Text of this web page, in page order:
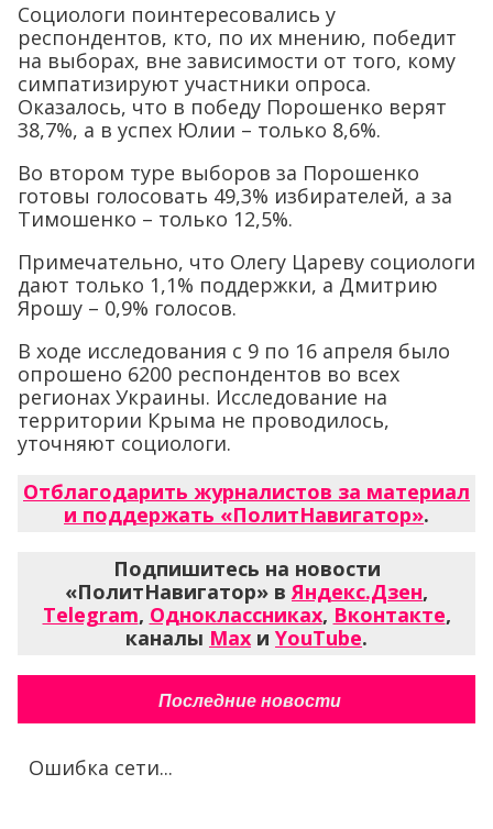
Социологи поинтересовались у
респондентов, кто, по их мнению, победит
на выборах, вне зависимости от того, кому
симпатизируют участники опроса.
Оказалось, что в победу Порошенко верят
38,7%, а в успех Юлии – только 8,6%.
Во втором туре выборов за Порошенко
готовы голосовать 49,3% избирателей, а за
Тимошенко – только 12,5%.
Примечательно, что Олегу Цареву социологи
дают только 1,1% поддержки, а Дмитрию
Ярошу – 0,9% голосов.
В ходе исследования с 9 по 16 апреля было
опрошено 6200 респондентов во всех
регионах Украины. Исследование на
территории Крыма не проводилось,
уточняют социологи.
Отблагодарить журналистов за материал
и поддержать «ПолитНавигатор».
Подпишитесь на новости
«ПолитНавигатор» вЯндекс.Дзен,
Telegram, Одноклассниках, Вконтакте,
каналы Max и YouTube.
Последние новости
Ошибка сети...